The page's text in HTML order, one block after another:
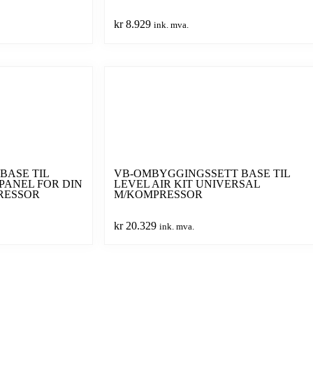
kr8.929 ink. mva.
TIL
FOR DIN
VB-OMBYGGINGSSETT BASE TIL
LEVEL AIR KIT UNIVERSAL
M/KOMPRESSOR
kr20.329 ink. mva.